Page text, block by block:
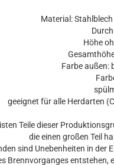
Material:
Höhe
Farbe außen:
geeignet für alle Herdarten
Teile dieser
die einen großen Teil
sind Unebenheiten in der
Brennvorganges entstehen,